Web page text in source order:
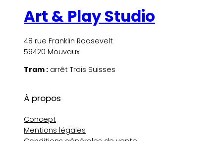
Art & Play Studio
48 rue Franklin Roosevelt
59420 Mouvaux
Tram : arrêt Trois Suisses
À propos
Concept
Mentions légales